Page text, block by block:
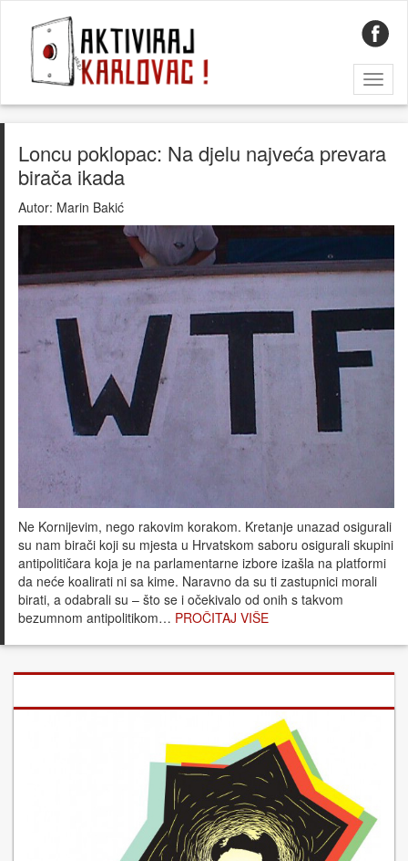
Loncu poklopac: Na djelu najveća prevara
birača ikada
Autor: Marin Bakić
Ne Kornijevim, nego rakovim korakom. Kretanje unazad osigurali
su nam birači koji su mjesta u Hrvatskom saboru osigurali skupini
antipolitičara koja je na parlamentarne izbore izašla na platformi
da neće koalirati ni sa kime. Naravno da su ti zastupnici morali
birati, a odabrali su – što se i očekivalo od onih s takvom
bezumnom antipolitikom… PROČITAJ VIŠE